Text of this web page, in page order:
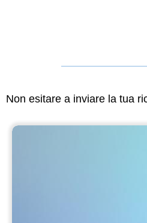
Non esitare a inviare la tua